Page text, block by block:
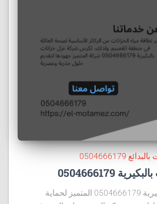
0504666179
شركة عزل خزانات بالبكيرية 0504666179 المتميز لحماية